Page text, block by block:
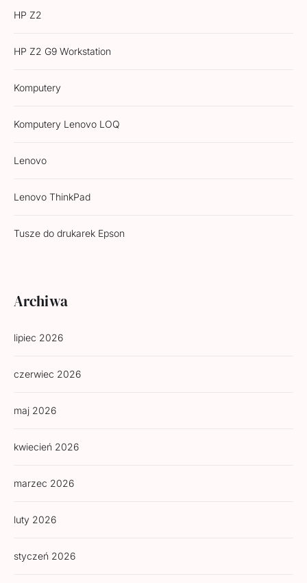
HP Z2
HP Z2 G9 Workstation
Komputery
Komputery Lenovo LOQ
Lenovo
Lenovo ThinkPad
Tusze do drukarek Epson
Archiwa
lipiec 2026
czerwiec 2026
maj 2026
kwiecień 2026
marzec 2026
luty 2026
styczeń 2026